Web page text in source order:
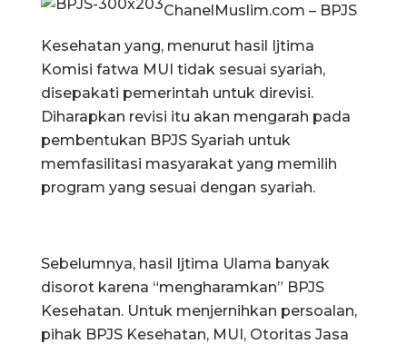
ChanelMuslim.com – BPJS
Kesehatan yang, menurut hasil Ijtima
Komisi fatwa MUI tidak sesuai syariah,
disepakati pemerintah untuk direvisi.
Diharapkan revisi itu akan mengarah pada
pembentukan BPJS Syariah untuk
memfasilitasi masyarakat yang memilih
program yang sesuai dengan syariah.
Sebelumnya, hasil Ijtima Ulama banyak
disorot karena “mengharamkan” BPJS
Kesehatan. Untuk menjernihkan persoalan,
pihak BPJS Kesehatan, MUI, Otoritas Jasa